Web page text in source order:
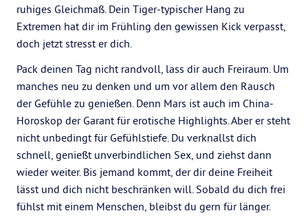
ruhiges Gleichmaß. Dein Tiger-typischer Hang zu
Extremen hat dir im Frühling den gewissen Kick verpasst,
doch jetzt stresst er dich.
Pack deinen Tag nicht randvoll, lass dir auch Freiraum. Um
manches neu zu denken und um vor allem den Rausch
der Gefühle zu genießen. Denn Mars ist auch im China-
Horoskop der Garant für erotische Highlights. Aber er steht
nicht unbedingt für Gefühlstiefe. Du verknallst dich
schnell, genießt unverbindlichen Sex, und ziehst dann
wieder weiter. Bis jemand kommt, der dir deine Freiheit
lässt und dich nicht beschränken will. Sobald du dich frei
fühlst mit einem Menschen, bleibst du gern für länger.